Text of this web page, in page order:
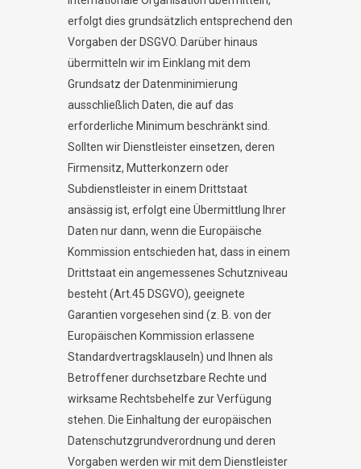
erfolgt dies grundsätzlich entsprechend den
Vorgaben der DSGVO. Darüber hinaus
übermitteln wir im Einklang mit dem
Grundsatz der Datenminimierung
ausschließlich Daten, die auf das
erforderliche Minimum beschränkt sind.
Sollten wir Dienstleister einsetzen, deren
Firmensitz, Mutterkonzern oder
Subdienstleister in einem Drittstaat
ansässig ist, erfolgt eine Übermittlung Ihrer
Daten nur dann, wenn die Europäische
Kommission entschieden hat, dass in einem
Drittstaat ein angemessenes Schutzniveau
besteht (Art.45 DSGVO), geeignete
Garantien vorgesehen sind (z. B. von der
Europäischen Kommission erlassene
Standardvertragsklauseln) und Ihnen als
Betroffener durchsetzbare Rechte und
wirksame Rechtsbehelfe zur Verfügung
stehen. Die Einhaltung der europäischen
Datenschutzgrundverordnung und deren
Vorgaben werden wir mit dem Dienstleister